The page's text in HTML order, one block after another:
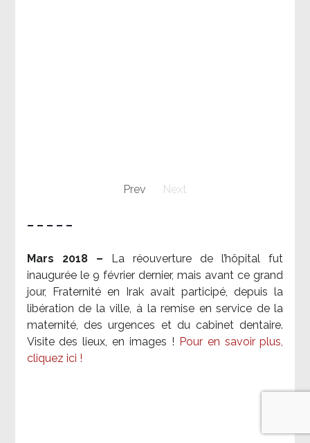
Prev Next
– – – – –
Mars 2018 –
La réouverture de l’hôpital fut
inaugurée le 9 février dernier, mais avant ce grand
jour, Fraternité en Irak avait participé, depuis la
libération de la ville, à la remise en service de la
maternité, des urgences et du cabinet dentaire.
Visite des lieux, en images ! Pour en savoir plus,
cliquez ici !